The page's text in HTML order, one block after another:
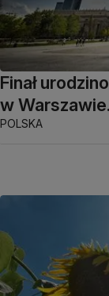
Finał
w
POLSKA